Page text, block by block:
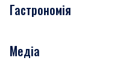
Субота
Краса
Гастрономія
Рецепти
Медіа